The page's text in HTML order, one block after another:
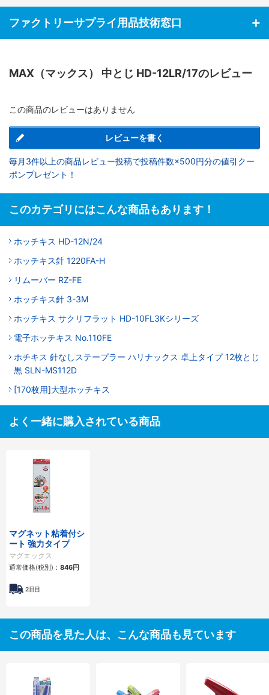
ファクトリーサプライ用品技術窓口
MAX（マックス） 中とじ HD-12LR/17のレビュー
この商品のレビューはありません
レビューを書く
毎月3件以上の商品レビュー投稿で投稿件数×500円分の値引クー
ポンプレゼント！
このカテゴリにはこんな商品もあります！
ホッチキス HD-12N/24
ホッチキス針 1220FA-H
リムーバー RZ-FE
ホッチキス針 3-3M
ホッチキス サクリフラット HD-10FL3Kシリーズ
電子ホッチキス No.110FE
ホチキス 針なしステープラー ハリナックス 卓上タイプ 12枚とじ
黒 SLN-MS112D
[170枚用]大型ホッチキス
よく一緒に購入されている商品
マグネット粘着付シ
ート 強力タイプ
マグエックス
通常価格(税別)： 846円
2日目
この商品を見た人は、こんな商品も見ています